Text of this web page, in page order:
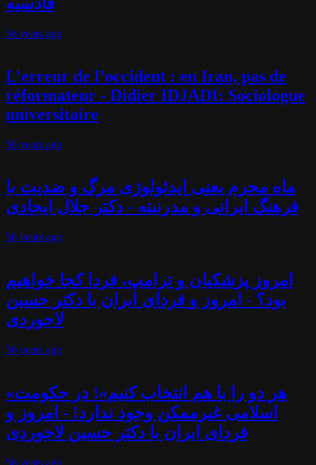
56 years ago
L’erreur de l’occident : en Iran, pas de
réformateur - Didier IDJADI: Sociologue
universitaire
56 years ago
ماه محرم یعنی ایدئولوژی مرگ و ضدیت با
فرهنگ ایرانی و مدرنیته - دکتر جلال ایجادی
56 years ago
امروز پزشکیان و ترامپ، فردا کجا خواهیم
بود؟ - امروز و فردای ایران با دکتر حسین
لاجوردی
56 years ago
«هر دو را با هم انتخاب کنیم»! در حکومت
اسلامی غیرممکن وجود ندارد! - امروز و
فردای ایران با دکتر حسین لاجوردی
56 years ago